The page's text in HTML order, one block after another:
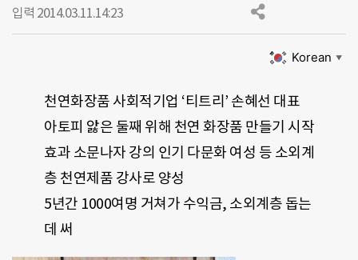
입력 2014.03.11.14:23
Korean ▼
천연화장품 사회적기업 ‘티트리’ 손혜선 대표
아토피 앓은 둘째 위해 천연 화장품 만들기 시작
효과 소문나자 강의 인기 다문화 여성 등 소외계
층 천연제품 강사로 양성
5년간 1000여명 거쳐가 수익금, 소외계층 돕는
데 써